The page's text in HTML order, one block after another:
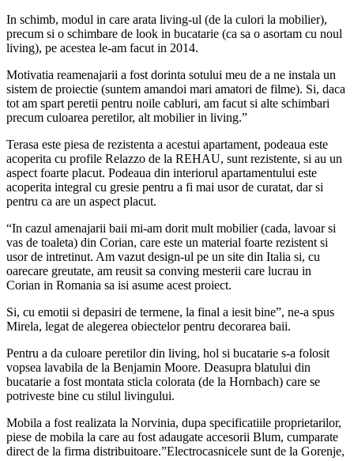
In schimb, modul in care arata living-ul (de la culori la mobilier),
precum si o schimbare de look in bucatarie (ca sa o asortam cu noul
living), pe acestea le-am facut in 2014.
Motivatia reamenajarii a fost dorinta sotului meu de a ne instala un
sistem de proiectie (suntem amandoi mari amatori de filme). Si, daca
tot am spart peretii pentru noile cabluri, am facut si alte schimbari
precum culoarea peretilor, alt mobilier in living.”
Terasa este piesa de rezistenta a acestui apartament, podeaua este
acoperita cu profile Relazzo de la REHAU, sunt rezistente, si au un
aspect foarte placut. Podeaua din interiorul apartamentului este
acoperita integral cu gresie pentru a fi mai usor de curatat, dar si
pentru ca are un aspect placut.
“In cazul amenajarii baii mi-am dorit mult mobilier (cada, lavoar si
vas de toaleta) din Corian, care este un material foarte rezistent si
usor de intretinut. Am vazut design-ul pe un site din Italia si, cu
oarecare greutate, am reusit sa conving mesterii care lucrau in
Corian in Romania sa isi asume acest proiect.
Si, cu emotii si depasiri de termene, la final a iesit bine”, ne-a spus
Mirela, legat de alegerea obiectelor pentru decorarea baii.
Pentru a da culoare peretilor din living, hol si bucatarie s-a folosit
vopsea lavabila de la Benjamin Moore. Deasupra blatului din
bucatarie a fost montata sticla colorata (de la Hornbach) care se
potriveste bine cu stilul livingului.
Mobila a fost realizata la Norvinia, dupa specificatiile proprietarilor,
piese de mobila la care au fost adaugate accesorii Blum, cumparate
direct de la firma distribuitoare.”Electrocasnicele sunt de la Gorenje,